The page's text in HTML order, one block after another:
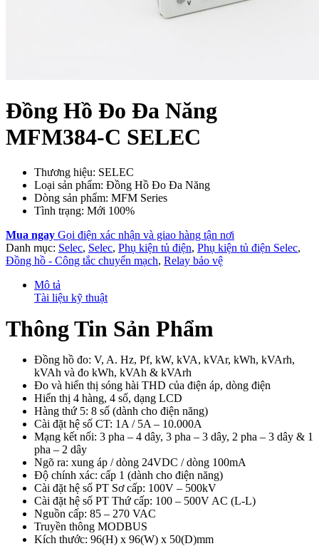
Đồng Hồ Đo Đa Năng
MFM384-C SELEC
Thương hiệu: SELEC
Loại sản phẩm: Đồng Hồ Đo Đa Năng
Dòng sản phẩm: MFM Series
Tình trạng: Mới 100%
Mua ngay Gọi điện xác nhận và giao hàng tận nơi
Danh mục: Selec, Selec, Phụ kiện tủ điện, Phụ kiện tủ điện Selec,
Đồng hồ - Công tắc chuyển mạch, Relay bảo vệ
Mô tả
Tài liệu kỹ thuật
Thông Tin Sản Phẩm
Đồng hồ đo: V, A. Hz, Pf, kW, kVA, kVAr, kWh, kVArh,
kVAh và đo kWh, kVAh & kVArh
Đo và hiển thị sóng hài THD của điện áp, dòng điện
Hiển thị 4 hàng, 4 số, dạng LCD
Hàng thứ 5: 8 số (dành cho điện năng)
Cài đặt hệ số CT: 1A / 5A – 10.000A
Mạng kết nối: 3 pha – 4 dây, 3 pha – 3 dây, 2 pha – 3 dây & 1
pha – 2 dây
Ngõ ra: xung áp / dòng 24VDC / dòng 100mA
Độ chính xác: cấp 1 (dành cho điện năng)
Cài đặt hệ số PT Sơ cấp: 100V – 500kV
Cài đặt hệ số PT Thứ cấp: 100 – 500V AC (L-L)
Nguồn cấp: 85 – 270 VAC
Truyền thông MODBUS
Kích thước: 96(H) x 96(W) x 50(D)mm